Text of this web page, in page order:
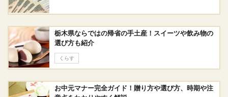
栃木県ならではの帰省の手土産！スイーツや飲み物の
選び方も紹介
くらす
お中元マナー完全ガイド！贈り方や選び方、時期や注